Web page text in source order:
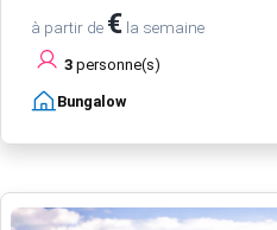
à partir de € la semaine
3 personne(s)
Bungalow